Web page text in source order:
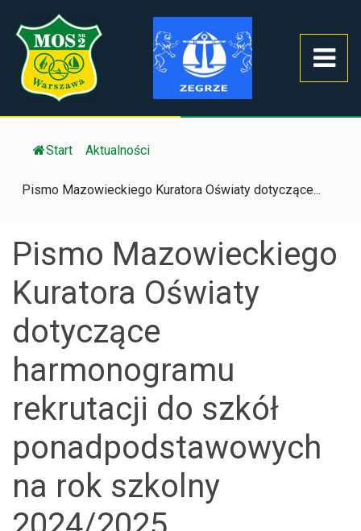
Start Aktualności
Pismo Mazowieckiego Kuratora Oświaty dotyczące...
Pismo Mazowieckiego
Kuratora Oświaty
dotyczące
harmonogramu
rekrutacji do szkół
ponadpodstawowych
na rok szkolny